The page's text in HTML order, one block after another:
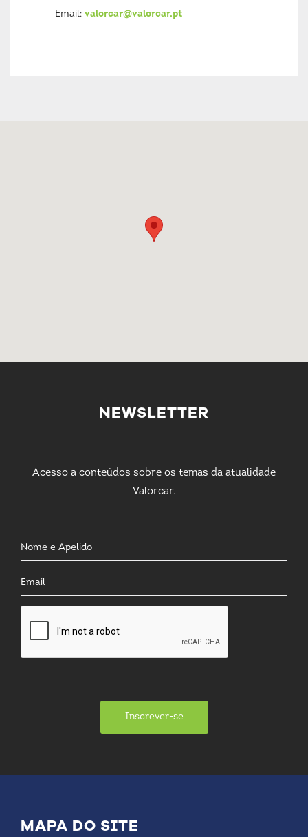
Email: valorcar@valorcar.pt
NEWSLETTER
Acesso a conteúdos sobre os temas da atualidade
Valorcar.
Inscrever-se
MAPA DO SITE